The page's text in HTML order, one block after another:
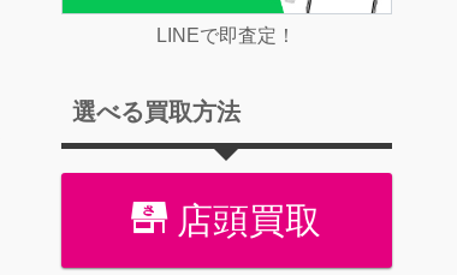
LINEで即査定！
選べる買取方法
店頭買取